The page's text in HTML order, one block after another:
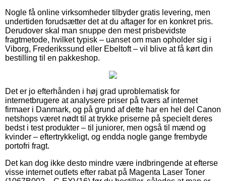
Nogle få online virksomheder tilbyder gratis levering, men
undertiden forudsætter det at du aftager for en konkret pris.
Derudover skal man snuppe den mest prisbevidste
fragtmetode, hvilket typisk – uanset om man opholder sig i
Viborg, Frederikssund eller Ebeltoft – vil blive at få kørt din
bestilling til en pakkeshop.
Det er jo efterhånden i høj grad uproblematisk for
internetbrugere at analysere priser på tværs af internet
firmaer i Danmark, og på grund af dette har en hel del Canon
netshops været nødt til at trykke priserne på specielt deres
bedst i test produkter – til juniorer, men også til mænd og
kvinder – eftertrykkeligt, og endda nogle gange frembyde
portofri fragt.
Det kan dog ikke desto mindre være indbringende at efterse
visse internet outlets efter rabat på Magenta Laser Toner